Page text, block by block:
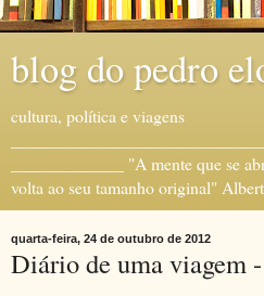
blog do pedro
cultura, política e viagens
_____________ "A mente que se
volta ao seu tamanho original"
quarta-feira, 24 de outubro de 2012
Diário de uma viagem